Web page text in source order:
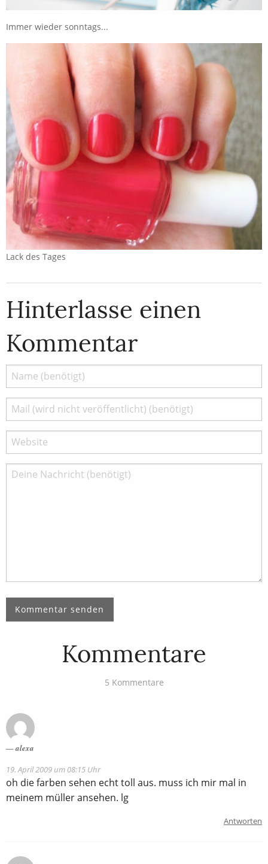
Immer wieder sonntags...
Lack des Tages
Hinterlasse einen
Kommentar
Kommentare
5 Kommentare
alexa
19. April 2009 um 08:15 Uhr
oh die farben sehen echt toll aus. muss ich mir mal in
meinem müller ansehen. lg
Antworten